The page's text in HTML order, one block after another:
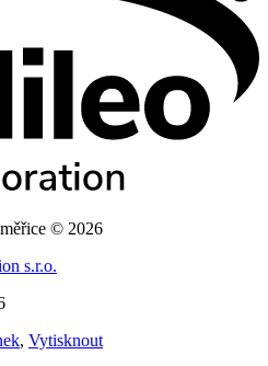
© 2026
s.r.o.
, Vytisknout